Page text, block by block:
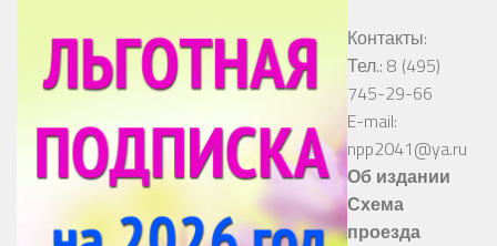
Контакты:
Тел.: 8 (495)
745-29-66
E-mail:
npp2041@ya.ru
Об издании
Схема
проезда